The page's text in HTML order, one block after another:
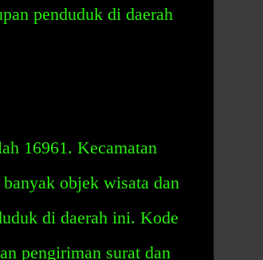
penduduk di daerah
16961. Kecamatan
objek wisata dan
di daerah ini. Kode
pengiriman surat dan